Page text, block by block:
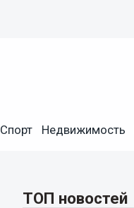
Спорт Недвижимость
ТОП новостей